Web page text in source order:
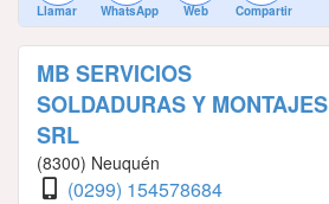
Llamar WhatsApp Web Compartir
MB SERVICIOS
SOLDADURAS Y MONTAJES
SRL
(8300) Neuquén
(0299) 154578684